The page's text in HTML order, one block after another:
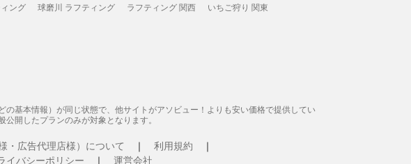
ング 球磨川 ラフティング ラフティング 関西
いちご狩り 関東
基本情報）が同じ状態で、他サイトがアソビュー！よりも安い価格で提供してい
開したプランのみが対象となります。
・広告代理店様）について
利用規約
イバシーポリシー 運営会社